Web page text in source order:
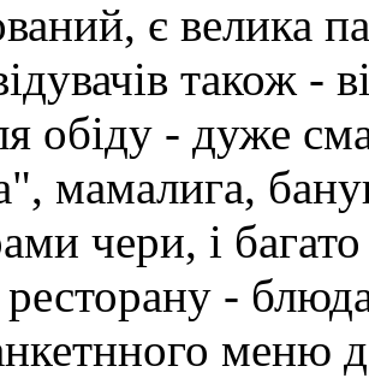
є велика
також -
обіду - дуже
мамалига,
чери, і
- блюда
меню